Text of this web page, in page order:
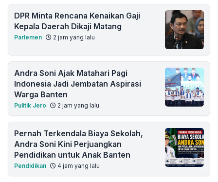
DPR Minta Rencana Kenaikan Gaji
Kepala Daerah Dikaji Matang
Parlemen 2 jam yang lalu
Andra Soni Ajak Matahari Pagi
Indonesia Jadi Jembatan Aspirasi
Warga Banten
Pulitik Jero 2 jam yang lalu
Pernah Terkendala Biaya Sekolah,
Andra Soni Kini Perjuangkan
Pendidikan untuk Anak Banten
Pendidikan 4 jam yang lalu